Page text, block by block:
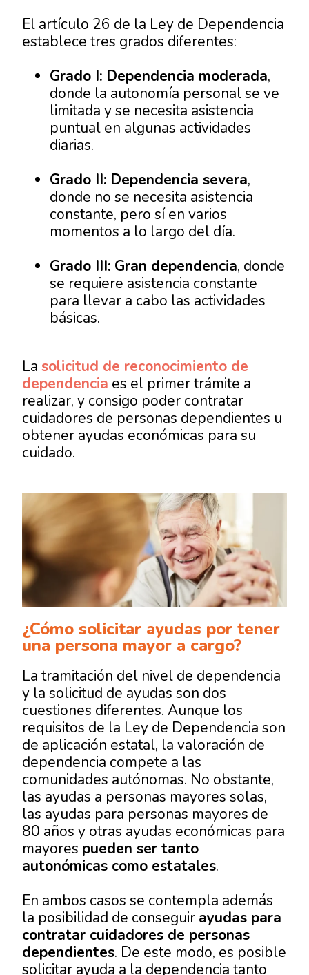
El artículo 26 de la Ley de Dependencia
establece tres grados diferentes:
Grado I: Dependencia moderada,
donde la autonomía personal se ve
limitada y se necesita asistencia
puntual en algunas actividades
diarias.
Grado II: Dependencia severa,
donde no se necesita asistencia
constante, pero sí en varios
momentos a lo largo del día.
Grado III: Gran dependencia, donde
se requiere asistencia constante
para llevar a cabo las actividades
básicas.
Lasolicitud de reconocimiento de
dependencia es el primer trámite a
realizar, y consigo poder contratar
cuidadores de personas dependientes u
obtener ayudas económicas para su
cuidado.
¿Cómo solicitar ayudas por tener
una persona mayor a cargo?
La tramitación del nivel de dependencia
y la solicitud de ayudas son dos
cuestiones diferentes. Aunque los
requisitos de la Ley de Dependencia son
de aplicación estatal, la valoración de
dependencia compete a las
comunidades autónomas. No obstante,
las ayudas a personas mayores solas,
las ayudas para personas mayores de
80 años y otras ayudas económicas para
mayores pueden ser tanto
autonómicas como estatales.
En ambos casos se contempla además
la posibilidad de conseguir ayudas para
contratar cuidadores de personas
dependientes. De este modo, es posible
solicitar ayuda a la dependencia tanto